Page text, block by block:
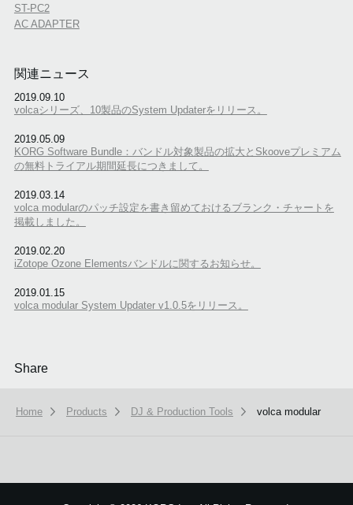
ST-PC2
AC ADAPTER
関連ニュース
2019.09.10
volcaシリーズ、10製品のSystem Updaterをリリース。
2019.05.09
KORG Software Bundle：バンドル対象製品の拡大とSkooveプレミアム
の無料トライアル期間延長につきまして。
2019.03.14
volca modularのパッチ設定を書き留めておけるブランク・チャートを
掲載しました。
2019.02.20
iZotope Ozone Elementsバンドルに関するお知らせ。
2019.01.15
volca modular System Updater v1.0.5をリリース。
Share
Home Products DJ & Production Tools volca modular